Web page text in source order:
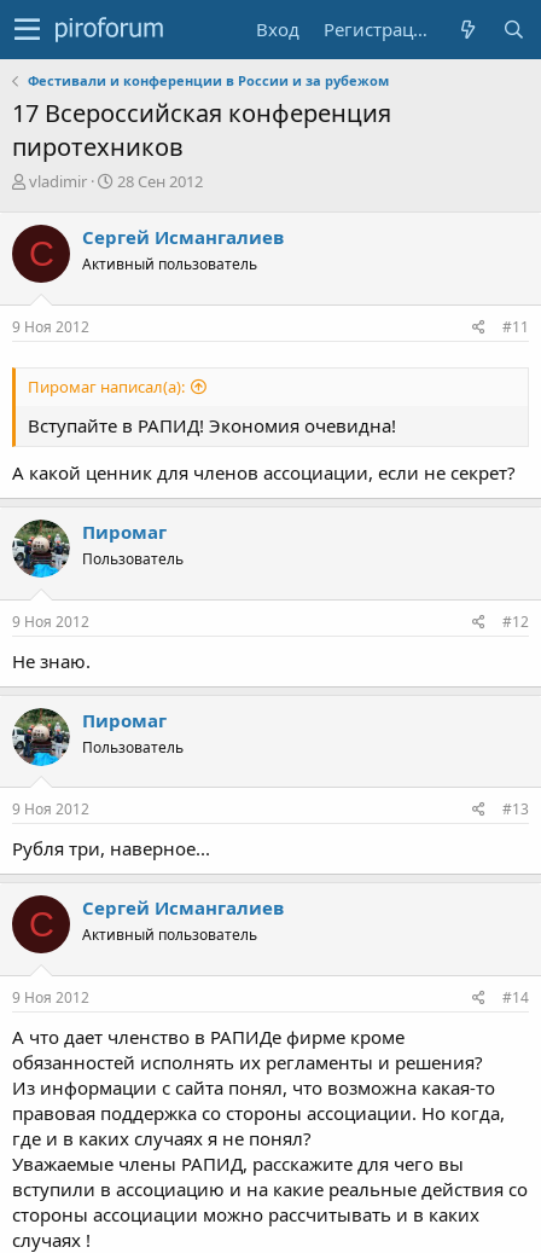
Вход Регистрация
Фестивали и конференции в России и за рубежом
17 Всероссийская конференция
пиротехников
А
т
о
р
т
е
м
vladimir
Д
а
н
ч
28 Сен 2012
С Сергей Исмангалиев
Активный пользователь
9 Ноя 2012 #11
Пиромаг написал(а):
Вступайте в РАПИД! Экономия очевидна!
А какой ценник для членов ассоциации, если не секрет?
Пиромаг
Пользователь
9 Ноя 2012 #12
Не знаю.
Пиромаг
Пользователь
9 Ноя 2012 #13
Рубля три, наверное...
С Сергей Исмангалиев
Активный пользователь
9 Ноя 2012 #14
А что дает членство в РАПИДе фирме кроме
обязанностей исполнять их регламенты и решения?
Из информации с сайта понял, что возможна какая-то
правовая поддержка со стороны ассоциации. Но когда,
где и в каких случаях я не понял?
Уважаемые члены РАПИД, расскажите для чего вы
вступили в ассоциацию и на какие реальные действия со
стороны ассоциации можно рассчитывать и в каких
случаях !